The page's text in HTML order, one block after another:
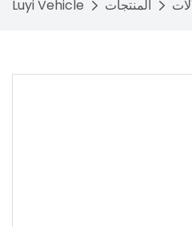
Luyi Vehicle المنتجات